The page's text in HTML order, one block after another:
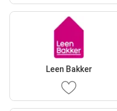
Leen Bakker